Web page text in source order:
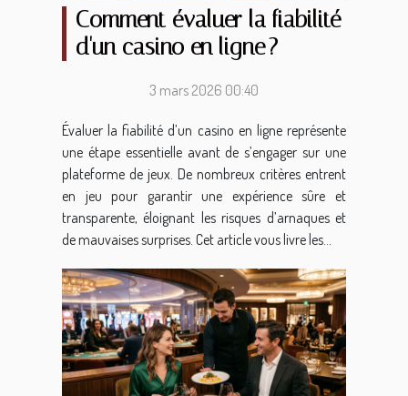
Comment évaluer la fiabilité
d'un casino en ligne ?
3 mars 2026 00:40
Évaluer la fiabilité d’un casino en ligne représente
une étape essentielle avant de s’engager sur une
plateforme de jeux. De nombreux critères entrent
en jeu pour garantir une expérience sûre et
transparente, éloignant les risques d’arnaques et
de mauvaises surprises. Cet article vous livre les...